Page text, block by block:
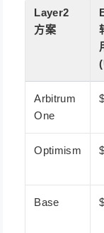
Layer2
方案
Arbitrum
One
Optimism
Base